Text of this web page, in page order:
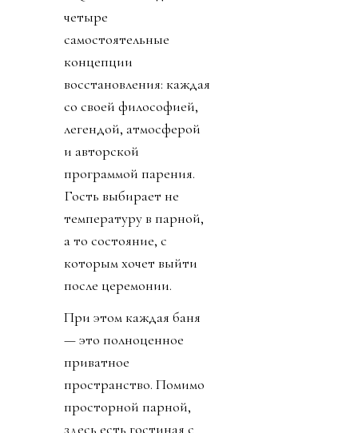
четыре
самостоятельные
концепции
восстановления: каждая
со своей философией,
легендой, атмосферой
и авторской
программой парения.
Гость выбирает не
температуру в парной,
а то состояние, с
которым хочет выйти
после церемонии.
При этом каждая баня
— это полноценное
приватное
пространство. Помимо
просторной парной,
здесь есть гостиная с